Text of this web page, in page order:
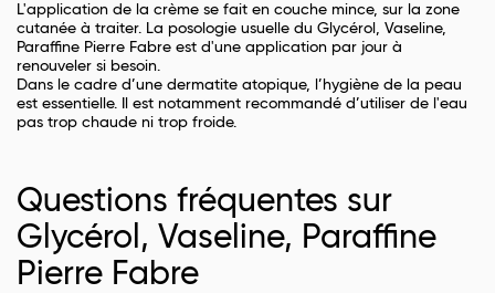
L'application de la crème se fait en couche mince, sur la zone
cutanée à traiter. La posologie usuelle du Glycérol, Vaseline,
Paraffine Pierre Fabre est d'une application par jour à
renouveler si besoin.
Dans le cadre d’une dermatite atopique, l’hygiène de la peau
est essentielle. Il est notamment recommandé d’utiliser de l'eau
pas trop chaude ni trop froide.
Questions fréquentes sur
Glycérol, Vaseline, Paraffine
Pierre Fabre